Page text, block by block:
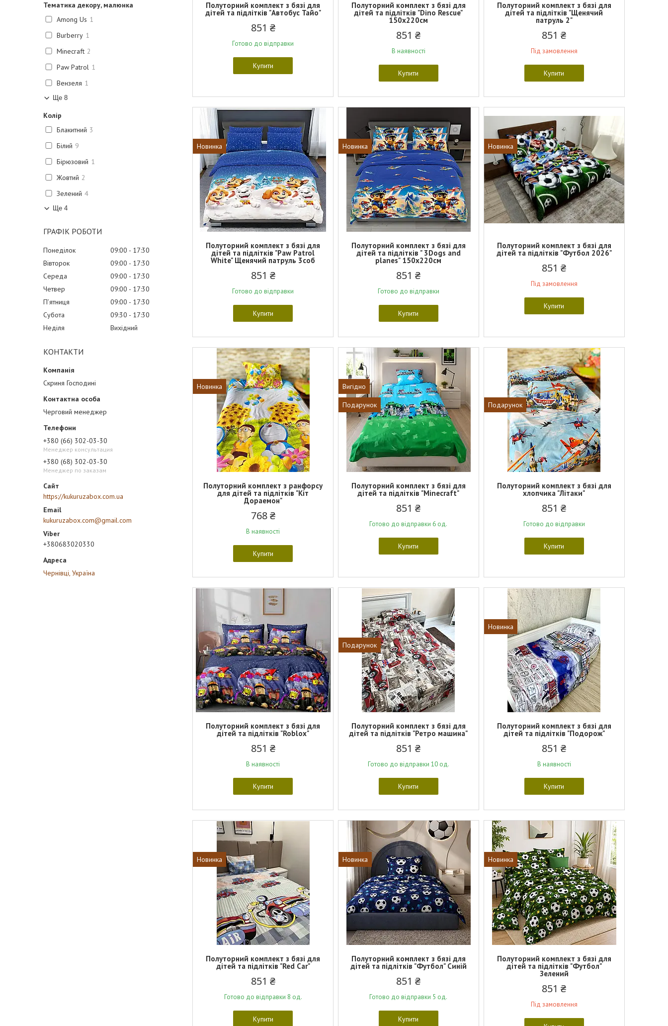
Тематика декору, малюнка
Among Us 1
Burberry 1
Minecraft 2
Paw Patrol 1
Вензеля 1
Ще 8
Колір
Блакитний 3
Білий 9
Бірюзовий 1
Жовтий 2
Зелений 4
Ще 4
ГРАФІК РОБОТИ
Понеділок 09:00
17:30
Вівторок
09:00
17:30
Середа
09:00
17:30
Четвер
09:00
17:30
Пʼятниця
09:00
17:30
Субота
09:30
17:30
Неділя
Вихідний
КОНТАКТИ
Скриня Господині
Черговий менеджер
+380 (66) 302-03-30
Менеджер консультация
+380 (68) 302-03-30
Менеджер по заказам
https://kukuruzabox.com.ua
kukuruzabox.com@gmail.com
+380683020330
Чернівці, Україна
Полуторний комплект з бязі для
дітей та підлітків "Автобус Тайо"
851 ₴
Готово до відправки
Купити
Полуторний комплект з бязі для
дітей та підлітків "Dino Rescue"
150х220см
851 ₴
В наявності
Купити
Полуторний комплект з бязі для
дітей та підлітків "Щенячий
патруль 2"
851 ₴
Під замовлення
Купити
Новинка
Полуторний комплект з бязі для
дітей та підлітків "Paw Patrol
White" Щенячий патруль 3соб
851 ₴
Готово до відправки
Купити
Новинка
Полуторний комплект з бязі для
дітей та підлітків " 3Dogs and
planes" 150х220см
851 ₴
Готово до відправки
Купити
Новинка
Полуторний комплект з бязі для
дітей та підлітків "Футбол 2026"
851 ₴
Під замовлення
Купити
Новинка
Полуторний комплект з ранфорсу
для дітей та підлітків "Кіт
Дораемон"
768 ₴
В наявності
Купити
Вигідно
Подарунок
Полуторний комплект з бязі для
дітей та підлітків "Minecraft"
851 ₴
Готово до відправки 6 од.
Купити
Подарунок
Полуторний комплект з бязі для
хлопчика "Літаки"
851 ₴
Готово до відправки
Купити
Полуторний комплект з бязі для
дітей та підлітків "Roblox"
851 ₴
В наявності
Купити
Подарунок
Полуторний комплект з бязі для
дітей та підлітків "Ретро машина"
851 ₴
Готово до відправки 10 од.
Купити
Новинка
Полуторний комплект з бязі для
дітей та підлітків "Подорож"
851 ₴
В наявності
Купити
Новинка
Полуторний комплект з бязі для
дітей та підлітків "Red Car"
851 ₴
Готово до відправки 8 од.
Купити
Новинка
Полуторний комплект з бязі для
дітей та підлітків "Футбол" Синій
851 ₴
Готово до відправки 5 од.
Купити
Новинка
Полуторний комплект з бязі для
дітей та підлітків "Футбол"
Зелений
851 ₴
Під замовлення